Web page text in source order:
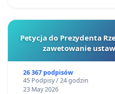
Petycja do Prezydenta
zawetowanie
26 367 podpisów
45 Podpisy / 24 godzin
23 May 2026